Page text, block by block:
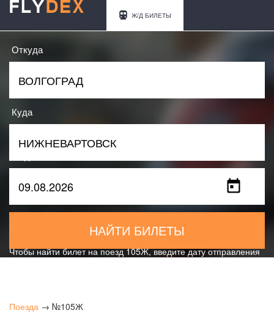
Ж/Д БИЛЕТЫ
Откуда
Куда
НАЙТИ БИЛЕТЫ
Чтобы найти билет на поезд 105Ж, введите дату отправления
Поезда → №105Ж